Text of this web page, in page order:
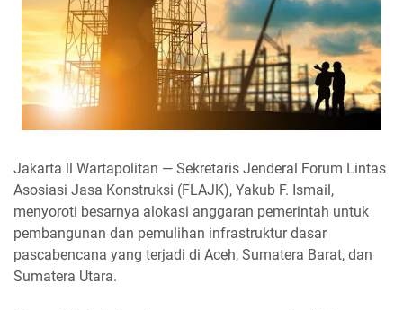
Jakarta ll Wartapolitan — Sekretaris Jenderal Forum Lintas
Asosiasi Jasa Konstruksi (FLAJK), Yakub F. Ismail,
menyoroti besarnya alokasi anggaran pemerintah untuk
pembangunan dan pemulihan infrastruktur dasar
pascabencana yang terjadi di Aceh, Sumatera Barat, dan
Sumatera Utara.